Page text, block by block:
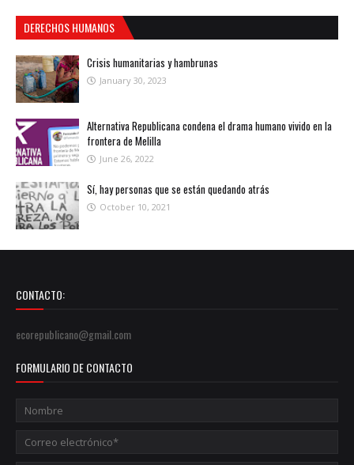
DERECHOS HUMANOS
Crisis humanitarias y hambrunas
January 30, 2023
Alternativa Republicana condena el drama humano vivido en la
frontera de Melilla
June 26, 2022
Sí, hay personas que se están quedando atrás
October 10, 2021
CONTACTO:
ecorepublicano@gmail.com
FORMULARIO DE CONTACTO